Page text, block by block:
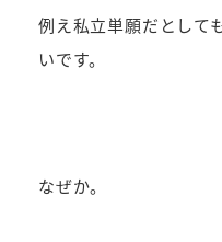
例え私立単願だとして
いです。
なぜか。